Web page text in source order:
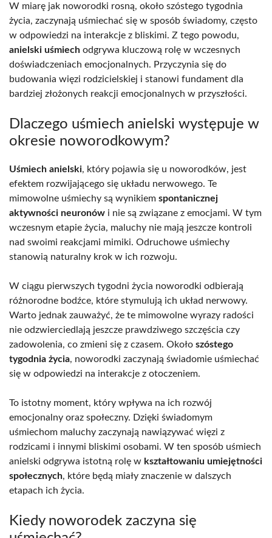
W miarę jak noworodki rosną, około szóstego tygodnia
życia, zaczynają uśmiechać się w sposób świadomy, często
w odpowiedzi na interakcje z bliskimi. Z tego powodu,
anielski uśmiech odgrywa kluczową rolę w wczesnych
doświadczeniach emocjonalnych. Przyczynia się do
budowania więzi rodzicielskiej i stanowi fundament dla
bardziej złożonych reakcji emocjonalnych w przyszłości.
Dlaczego uśmiech anielski występuje w
okresie noworodkowym?
Uśmiech anielski, który pojawia się u noworodków, jest
efektem rozwijającego się układu nerwowego. Te
mimowolne uśmiechy są wynikiem spontanicznej
aktywności neuronów i nie są związane z emocjami. W tym
wczesnym etapie życia, maluchy nie mają jeszcze kontroli
nad swoimi reakcjami mimiki. Odruchowe uśmiechy
stanowią naturalny krok w ich rozwoju.
W ciągu pierwszych tygodni życia noworodki odbierają
różnorodne bodźce, które stymulują ich układ nerwowy.
Warto jednak zauważyć, że te mimowolne wyrazy radości
nie odzwierciedlają jeszcze prawdziwego szczęścia czy
zadowolenia, co zmieni się z czasem. Około szóstego
tygodnia życia, noworodki zaczynają świadomie uśmiechać
się w odpowiedzi na interakcje z otoczeniem.
To istotny moment, który wpływa na ich rozwój
emocjonalny oraz społeczny. Dzięki świadomym
uśmiechom maluchy zaczynają nawiązywać więzi z
rodzicami i innymi bliskimi osobami. W ten sposób uśmiech
anielski odgrywa istotną rolę w kształtowaniu umiejętności
społecznych, które będą miały znaczenie w dalszych
etapach ich życia.
Kiedy noworodek zaczyna się